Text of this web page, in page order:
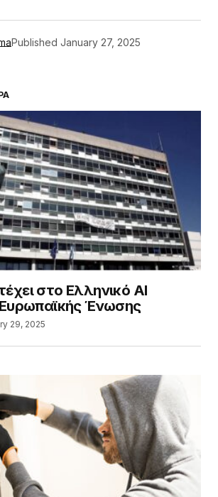
Published January 27, 2025
στο Ελληνικό AI
Ένωσης
29, 2025